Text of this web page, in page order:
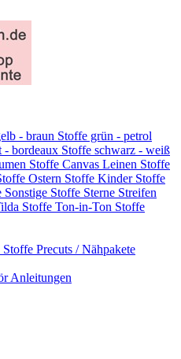
- braun Stoffe grün - petrol
- bordeaux Stoffe schwarz - weiß
Stoffe Canvas Leinen Stoffe
Ostern Stoffe Kinder Stoffe
Sonstige Stoffe Sterne Streifen
Stoffe Ton-in-Ton Stoffe
Stoffe Precuts / Nähpakete
Anleitungen